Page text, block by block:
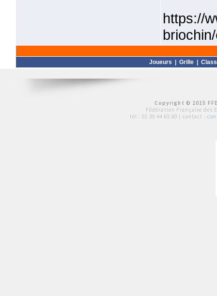
https://
Joueurs Grille
Copyright © 2015
Fédération Française des
tél : 01 39 44 65 80 | contact :